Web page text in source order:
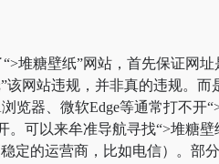
堆糖壁纸”网站，首先保证网
网站违规，并非真的违规。
器、微软Edge等通常打不开
可以来牟准导航寻找“>堆糖壁
定的运营商，比如电信）。部